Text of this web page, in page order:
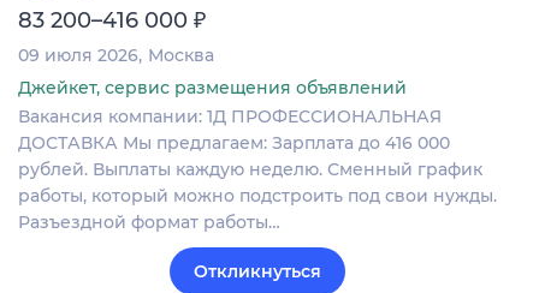
83 200–416 000 ₽
09 июля 2026 Москва
Джейкет, сервис размещения объявлений
Вакансия компании: 1Д ПРОФЕССИОНАЛЬНАЯ
ДОСТАВКА Мы предлагаем: Зарплата до 416 000
рублей. Выплаты каждую неделю. Сменный график
работы, который можно подстроить под свои нужды.
Разъездной формат работы…
Откликнуться